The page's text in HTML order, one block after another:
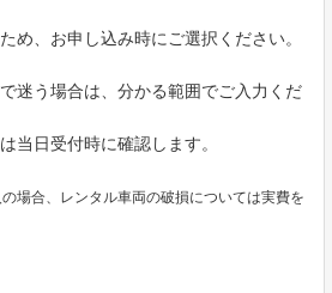
め、お申し込み時にご選択ください。
迷う場合は、分かる範囲でご入力くだ
当日受付時に確認します。
場合、レンタル車両の破損については実費を